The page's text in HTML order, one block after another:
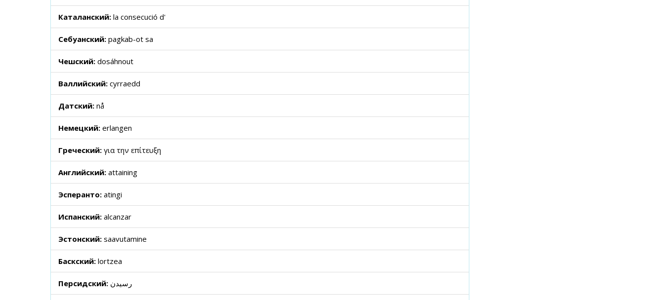
Каталанский: la consecució d'
Себуанский: pagkab-ot sa
Чешский: dosáhnout
Валлийский: cyrraedd
Датский: nå
Немецкий: erlangen
Греческий: για την επίτευξη
Английский: attaining
Эсперанто: atingi
Испанский: alcanzar
Эстонский: saavutamine
Баскский: lortzea
Персидский: رسیدن